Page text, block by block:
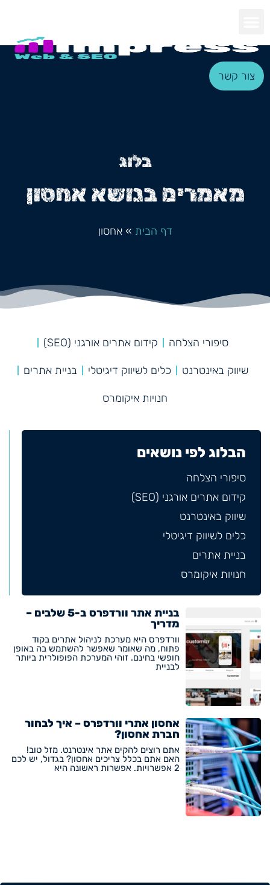
צור קשר
בלוג
מאמרים בנושא אחסון
דף הבית »אחסון
סיפורי הצלחה קידום אתרים אורגני (SEO)
שיווק באינטרנט כלים לשיווק דיגיטלי בניית אתרים
חנויות איקומרס
הבלוג לפי נושאים
סיפורי הצלחה
קידום אתרים אורגני (SEO)
שיווק באינטרנט
כלים לשיווק דיגיטלי
בניית אתרים
חנויות איקומרס
בניית אתר וורדפרס ב-5 שלבים –
מדריך
וורדפרס היא מערכת לניהול אתרים בקוד
פתוח, מה שאומר שאפשר להשתמש בה באופן
חופשי בחינם. זוהי המערכת הפופולרית ביותר
לבניית
אחסון אתרי וורדפרס – איך לבחור
חברת אחסון?
אתם רוצים להקים אתר אינטרנט. מזל טוב!
האם אתם בכלל צריכים אחסון? בגדול, יש לכם
2 אפשרויות. אפשרות ראשונה היא